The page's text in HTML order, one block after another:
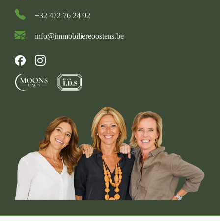
+32 472 76 24 92
info@immobiliereoostens.be